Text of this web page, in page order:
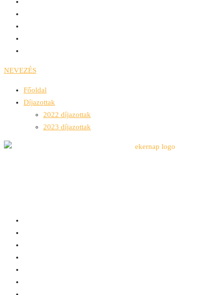
NEVEZÉS
Főoldal
Díjazottak
2022 díjazottak
2023 díjazottak